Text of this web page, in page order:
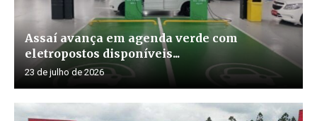
Assaí avança em agenda verde com
eletropostos disponíveis...
23 de julho de 2026